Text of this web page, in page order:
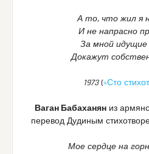
А то, что жил я
И не напрасно
За мной идущие
Докажут
1973(«Сто
Ваган Бабаханян из
перевод Дудиным
Мое сердце на